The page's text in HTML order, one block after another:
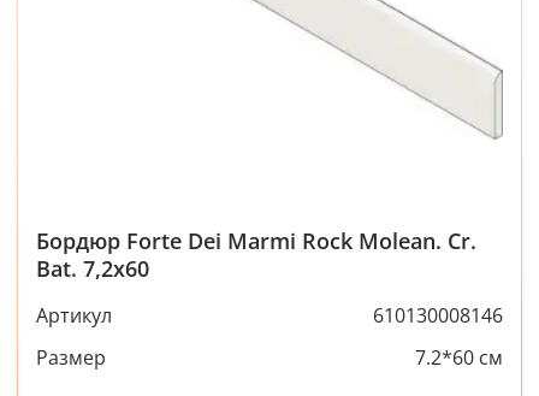
Бордюр Forte Dei Marmi Rock Molean. Cr.
Bat. 7,2x60
Артикул
610130008146
Размер
7.2*60 см